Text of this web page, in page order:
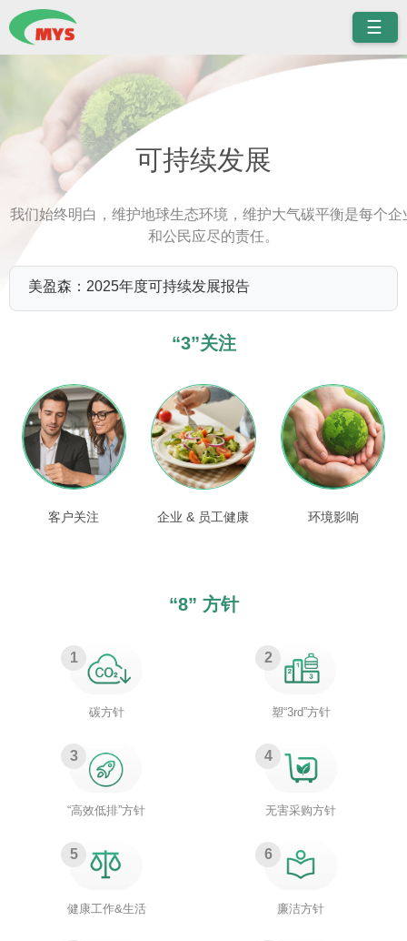
☰
可持续发展
我们始终明白，维护地球生态环境，维护大气碳平衡是每个企
和公民应尽的责任。
美盈森：2025年度可持续发展报告
“3”关注
客户关注 企业 & 员工健康 环境影响
“8” 方针
1
碳方针
2
塑“3rd”方针
3
“高效低排”方针
4
无害采购方针
5
健康工作&生活
6
廉洁方针